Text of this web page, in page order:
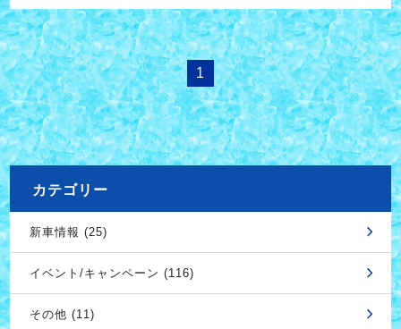
1
カテゴリー
新車情報 (25)
イベント/キャンペーン (116)
その他 (11)